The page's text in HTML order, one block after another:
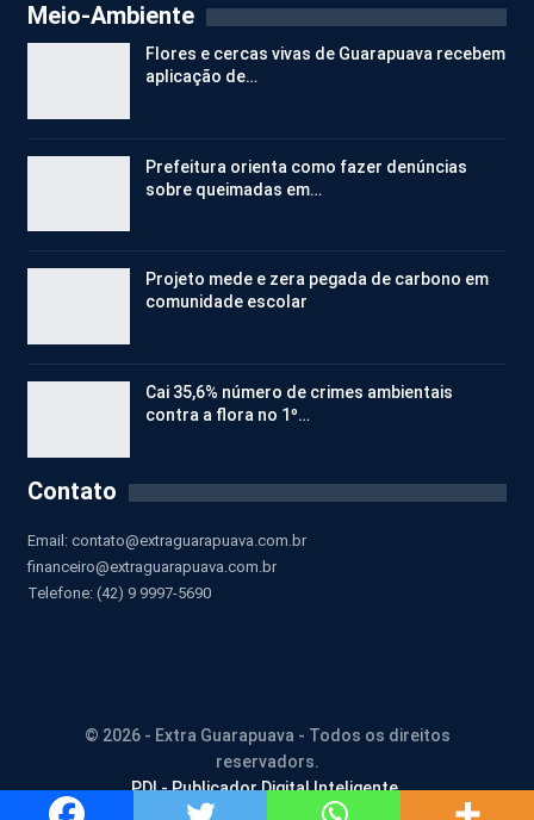
Meio-Ambiente
Flores e cercas vivas de Guarapuava recebem
aplicação de…
Prefeitura orienta como fazer denúncias
sobre queimadas em…
Projeto mede e zera pegada de carbono em
comunidade escolar
Cai 35,6% número de crimes ambientais
contra a flora no 1º…
Contato
Email: contato@extraguarapuava.com.br
financeiro@extraguarapuava.com.br
Telefone: (42) 9 9997-5690
© 2026 - Extra Guarapuava - Todos os direitos
reservadors.
PDI - Publicador Digital Inteligente.